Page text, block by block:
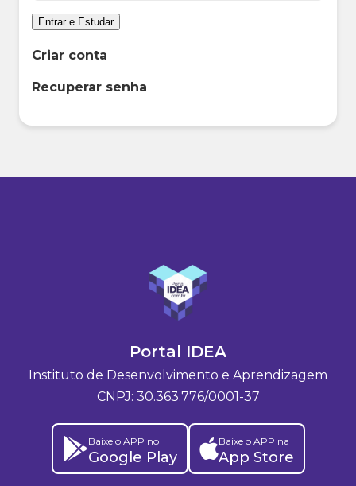
Entrar e Estudar
Criar conta
Recuperar senha
Portal IDEA
Instituto de Desenvolvimento e Aprendizagem
CNPJ: 30.363.776/0001-37
Baixe o APP no
Google Play
Baixe o APP na
App Store